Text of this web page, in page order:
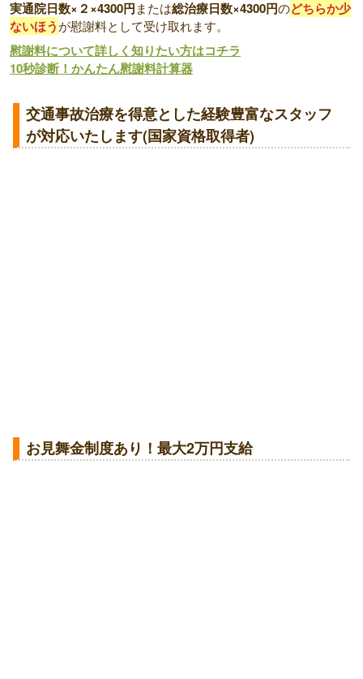
実通院日数×２×4300円または総治療日数×4300円のどちらか少
ないほうが慰謝料として受け取れます。
慰謝料について詳しく知りたい方はコチラ
10秒診断！かんたん慰謝料計算器
交通事故治療を得意とした経験豊富なスタッフ
が対応いたします(国家資格取得者)
お見舞金制度あり！最大2万円支給